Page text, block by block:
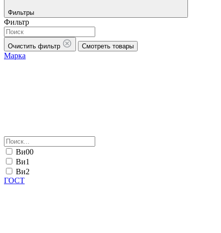
Фильтры
Фильтр
Очистить фильтр Смотреть товары
Марка
Ви00
Ви1
Ви2
ГОСТ